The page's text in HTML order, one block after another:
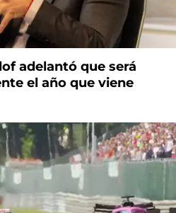
adelantó que será
el año que viene